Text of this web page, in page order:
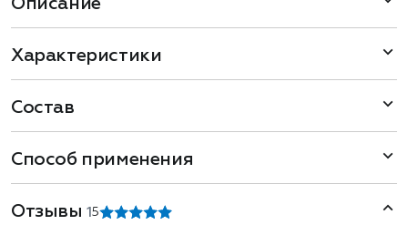
Описание
Характеристики
Состав
Способ применения
Отзывы1 5